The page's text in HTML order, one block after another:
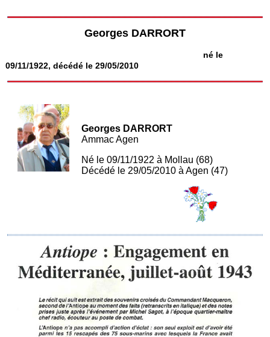
Georges DARRORT
né le
09/11/1922, décédé le 29/05/2010
Georges DARRORT
Ammac Agen
Né le 09/11/1922 à Mollau (68)
Décédé le 29/05/2010 à Agen (47)